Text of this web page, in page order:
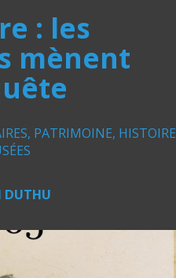
: les
mènent
PATRIMOINE, HISTOIRE
DUTHU